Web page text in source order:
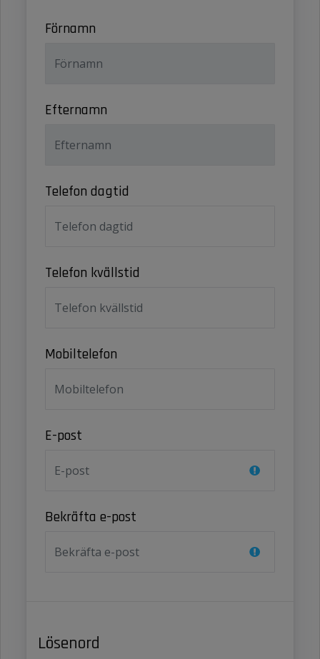
Förnamn
Efternamn
Telefon dagtid
Telefon kvällstid
Mobiltelefon
E-post
Bekräfta e-post
Lösenord